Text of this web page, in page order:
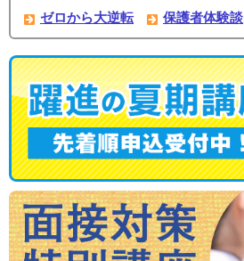
ゼロから大逆転
保護者体験談